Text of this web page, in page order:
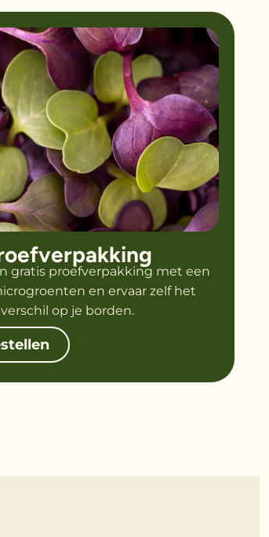
gratis proefverpakking met een
en ervaar zelf het
verschil op je borden.